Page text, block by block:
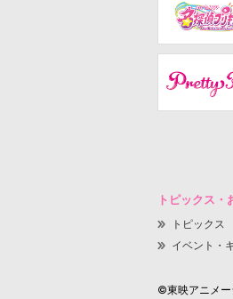
トピックス・
トピックス
イベント・
©東映アニメ